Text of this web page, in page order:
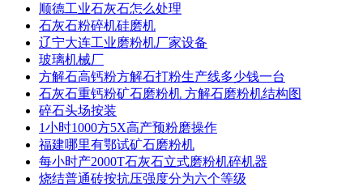
顺德工业石灰石怎么处理
石灰石粉碎机硅磨机
辽宁大连工业磨粉机厂家设备
玻璃机械厂
方解石高钙粉方解石打粉生产线多少钱一台
石灰石重钙粉矿石磨粉机 方解石磨粉机结构图
碎石头场按装
1小时1000方5X高产预粉磨操作
福建哪里有鄂试矿石磨粉机
每小时产2000T石灰石立式磨粉机碎机器
烧结普通砖按抗压强度分为六个等级